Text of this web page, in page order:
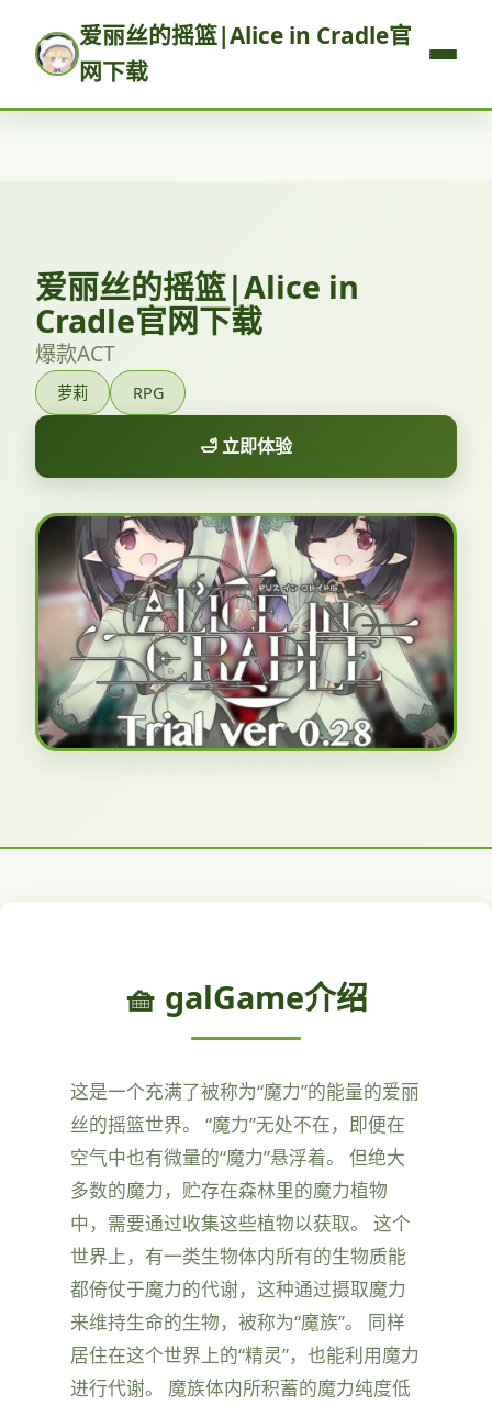
爱丽丝的摇篮|Alice in Cradle官
网下载
爱丽丝的摇篮|Alice in
Cradle官网下载
爆款ACT
萝莉 RPG
🛁 立即体验
🧺 galGame介绍
这是一个充满了被称为“魔力”的能量的爱丽
丝的摇篮世界。 “魔力”无处不在，即便在
空气中也有微量的“魔力”悬浮着。 但绝大
多数的魔力，贮存在森林里的魔力植物
中，需要通过收集这些植物以获取。 这个
世界上，有一类生物体内所有的生物质能
都倚仗于魔力的代谢，这种通过摄取魔力
来维持生命的生物，被称为“魔族”。 同样
居住在这个世界上的“精灵”，也能利用魔力
进行代谢。 魔族体内所积蓄的魔力纯度低